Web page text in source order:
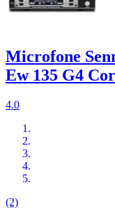
Microfone
Ew 135 G4
4.0
(2)